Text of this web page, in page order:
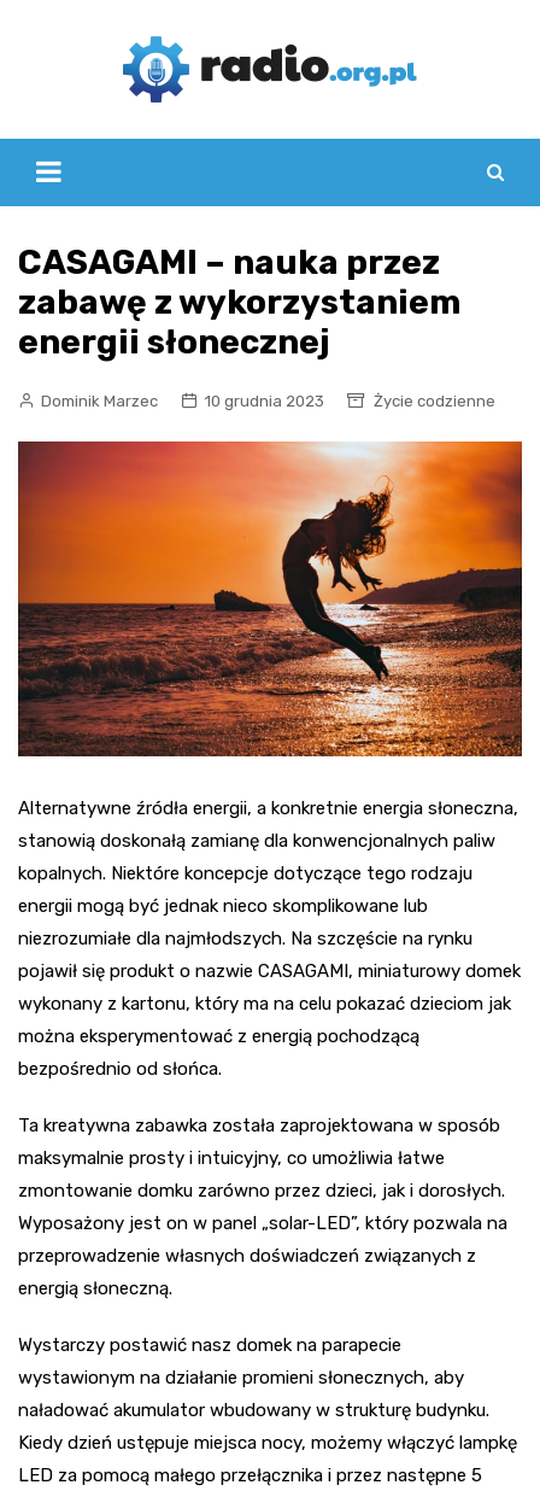
CASAGAMI – nauka przez
zabawę z wykorzystaniem
energii słonecznej
Dominik Marzec 10 grudnia 2023 Życie codzienne
Alternatywne źródła energii, a konkretnie energia słoneczna,
stanowią doskonałą zamianę dla konwencjonalnych paliw
kopalnych. Niektóre koncepcje dotyczące tego rodzaju
energii mogą być jednak nieco skomplikowane lub
niezrozumiałe dla najmłodszych. Na szczęście na rynku
pojawił się produkt o nazwie CASAGAMI, miniaturowy domek
wykonany z kartonu, który ma na celu pokazać dzieciom jak
można eksperymentować z energią pochodzącą
bezpośrednio od słońca.
Ta kreatywna zabawka została zaprojektowana w sposób
maksymalnie prosty i intuicyjny, co umożliwia łatwe
zmontowanie domku zarówno przez dzieci, jak i dorosłych.
Wyposażony jest on w panel „solar-LED”, który pozwala na
przeprowadzenie własnych doświadczeń związanych z
energią słoneczną.
Wystarczy postawić nasz domek na parapecie
wystawionym na działanie promieni słonecznych, aby
naładować akumulator wbudowany w strukturę budynku.
Kiedy dzień ustępuje miejsca nocy, możemy włączyć lampkę
LED za pomocą małego przełącznika i przez następne 5